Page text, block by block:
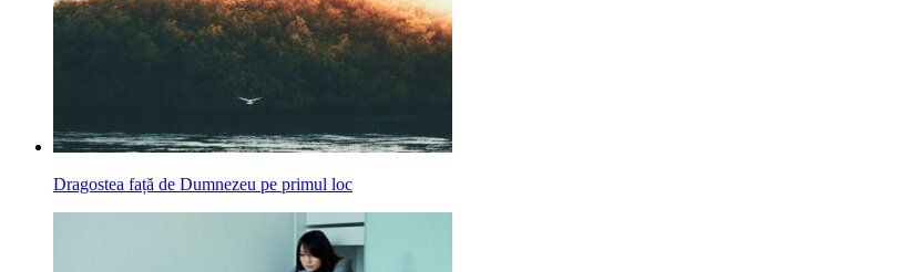
Dragostea față de Dumnezeu pe primul loc